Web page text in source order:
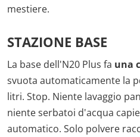
mestiere.
STAZIONE BASE
La base dell'N20 Plus fa una
svuota automaticamente la
litri. Stop. Niente lavaggio
niente serbatoi d'acqua
automatico. Solo polvere